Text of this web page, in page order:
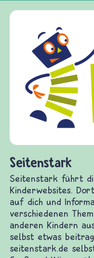
zu vielen guten
Filme auf dich und
Du kannst dich